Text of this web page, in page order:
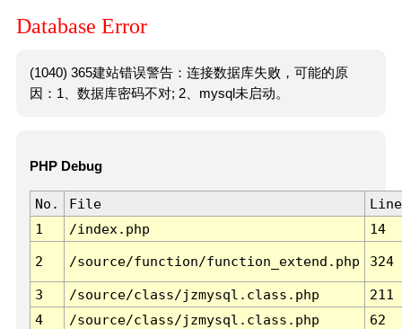
Database Error
(1040) 365建站错误警告：连接数据库失败，可能的原
因：1、数据库密码不对; 2、mysql未启动。
PHP Debug
No. File
Line
1
/index.php 14
2 /source/function/function_extend.php 324
3 /source/class/jzmysql.class.php
211
4
/source/class/jzmysql.class.php
62